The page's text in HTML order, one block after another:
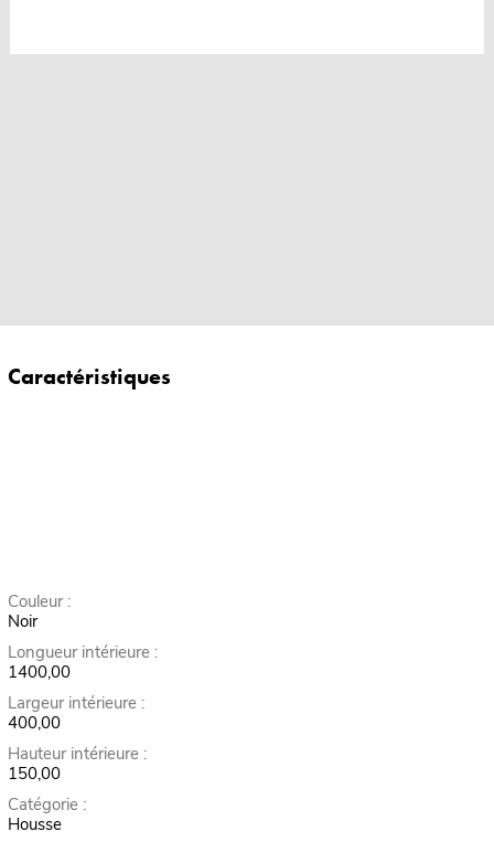
Caractéristiques
Couleur :
Noir
Longueur intérieure :
1400,00
Largeur intérieure :
400,00
Hauteur intérieure :
150,00
Catégorie :
Housse